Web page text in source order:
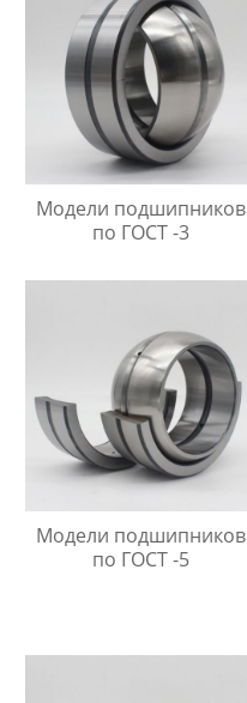
Модели подшипников
по ГОСТ -3
Модели подшипников
по ГОСТ -5